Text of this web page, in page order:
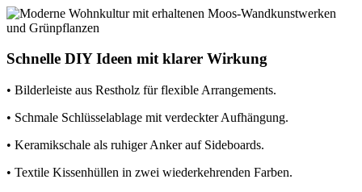
Schnelle DIY Ideen mit klarer Wirkung
• Bilderleiste aus Restholz für flexible Arrangements.
• Schmale Schlüsselablage mit verdeckter Aufhängung.
• Keramikschale als ruhiger Anker auf Sideboards.
• Textile Kissenhüllen in zwei wiederkehrenden Farben.